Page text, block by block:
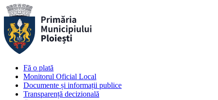
Fă o plată
Monitorul Oficial Local
Documente și informații publice
Transparență decizională